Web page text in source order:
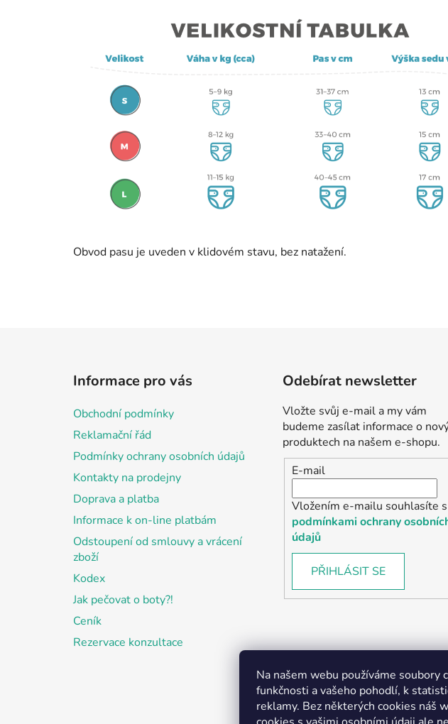
Na našem webu používáme soubory
funkčnosti a vašeho pohodlí, k
reklamy. Bez některých cookies náš
Obvod pasu je uveden v klidovém stavu, bez natažení.
Informace pro vás
Obchodní podmínky
Reklamační řád
Podmínky ochrany osobních údajů
Kontakty na prodejny
Doprava a platba
Informace k on-line platbám
Odstoupení od smlouvy a vrácení
zboží
Kodex
Jak pečovat o boty?!
Ceník
Rezervace konzultace
Odebírat newsletter
Vložte svůj e-mail a my vám
budeme zasílat informace o
produktech na našem e-shopu.
E-mail
Vložením e-mailu souhlasíte s
podmínkami ochrany
údajů
PŘIHLÁSIT SE
Partnerská